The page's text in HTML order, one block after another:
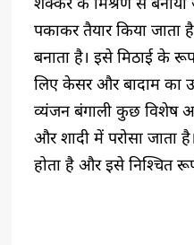
पकाकर तैयार किया जाता
बनाता है। इसे मिठाई के
लिए केसर और बादाम का
व्यंजन बंगाली कुछ विशेष
और शादी में परोसा जाता
होता है और इसे निश्चित